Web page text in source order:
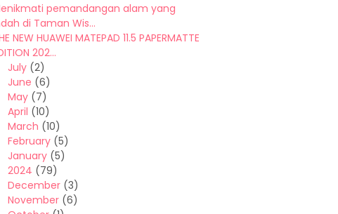
pemandangan alam yang
di Taman Wis...
NEW HUAWEI MATEPAD 11.5 PAPERMATTE
202...
July (2)
June (6)
May (7)
April (10)
March (10)
February (5)
January (5)
2024 (79)
December (3)
November (6)